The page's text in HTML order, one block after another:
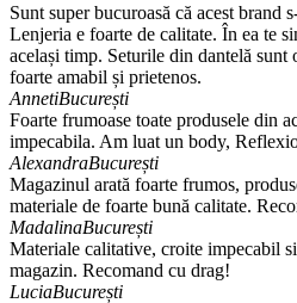
Sunt super bucuroasă că acest brand
Lenjeria e foarte de calitate. În ea te
același timp. Seturile din dantelă sunt
foarte amabil și prietenos.
AnnetiBucurești
Foarte frumoase toate produsele din
impecabila. Am luat un body,
AlexandraBucurești
Magazinul arată foarte frumos,
materiale de foarte bună calitate.
MadalinaBucurești
Materiale calitative, croite impecabil
magazin. Recomand cu drag!
LuciaBucurești